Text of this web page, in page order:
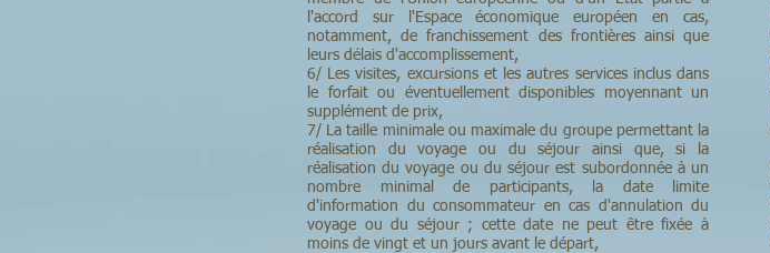
l'accord sur l'Espace économique européen en cas,
notamment, de franchissement des frontières ainsi que
leurs délais d'accomplissement,
6/ Les visites, excursions et les autres services inclus dans
le forfait ou éventuellement disponibles moyennant un
supplément de prix,
7/ La taille minimale ou maximale du groupe permettant la
réalisation du voyage ou du séjour ainsi que, si la
réalisation du voyage ou du séjour est subordonnée à un
nombre minimal de participants, la date limite
d'information du consommateur en cas d'annulation du
voyage ou du séjour ; cette date ne peut être fixée à
moins de vingt et un jours avant le départ,